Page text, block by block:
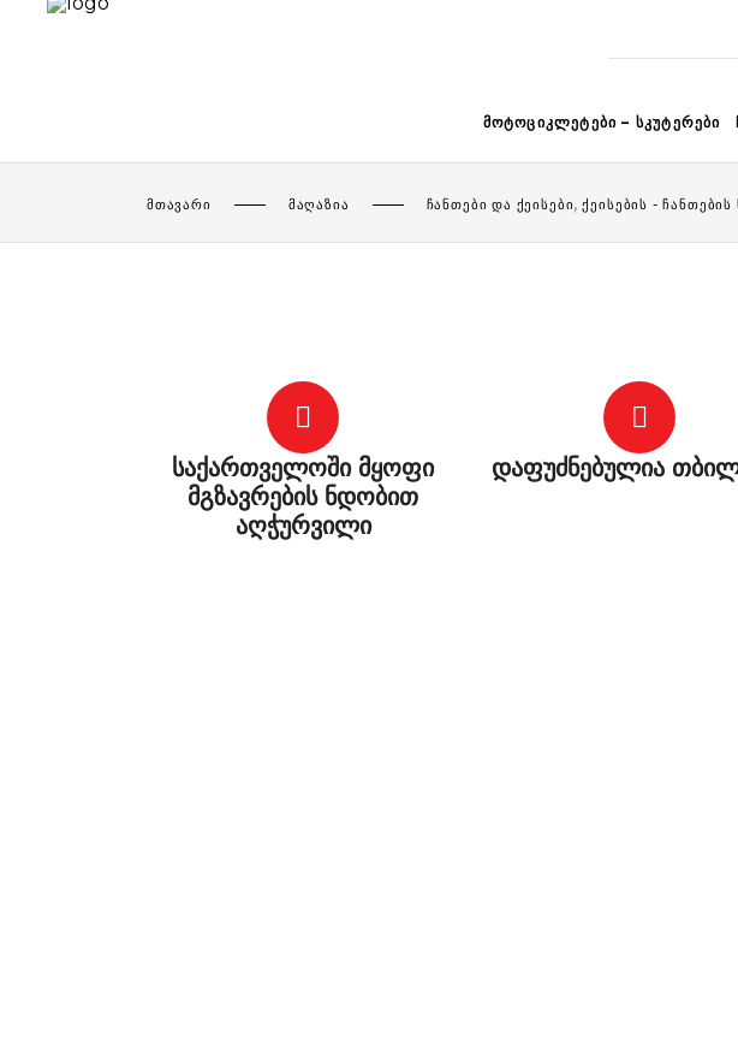
ᲛᲝᲢᲝᲪᲘᲙᲚᲔᲢᲔᲑᲘ – ᲡᲙᲣᲢᲔᲠᲔᲑᲘ
ᲛᲗᲐᲕᲐᲠᲘ ᲛᲐᲦᲐᲖᲘᲐ ᲩᲐᲜᲗᲔᲑᲘ ᲓᲐ ᲥᲔᲘᲡᲔᲑᲘ,ᲥᲔᲘᲡᲔᲑᲘᲡ - ᲩᲐᲜᲗᲔᲑᲘᲡ
საქართველოში მყოფი
მგზავრების ნდობით
აღჭურვილი
დაფუძნებულია